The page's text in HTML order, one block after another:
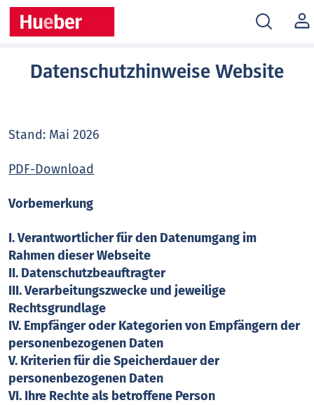
MEIN
Datenschutzhinweise Website
Stand: Mai 2026
PDF-Download
Vorbemerkung
I. Verantwortlicher für den Datenumgang im
Rahmen dieser Webseite
II. Datenschutzbeauftragter
III. Verarbeitungszwecke und jeweilige
Rechtsgrundlage
IV. Empfänger oder Kategorien von Empfängern der
personenbezogenen Daten
V. Kriterien für die Speicherdauer der
personenbezogenen Daten
VI. Ihre Rechte als betroffene Person